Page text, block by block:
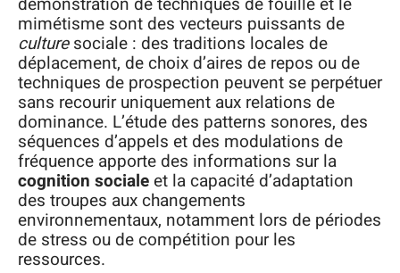
mimétisme sont des vecteurs puissants de
culturesociale : des traditions locales de
déplacement, de choix d’aires de repos ou de
techniques de prospection peuvent se perpétuer
sans recourir uniquement aux relations de
dominance. L’étude des patterns sonores, des
séquences d’appels et des modulations de
fréquence apporte des informations sur la
cognition socialeet la capacité d’adaptation
des troupes aux changements
environnementaux, notamment lors de périodes
de stress ou de compétition pour les
ressources.